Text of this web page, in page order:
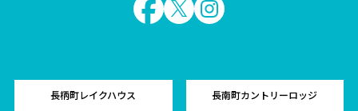
長柄町レイクハウス 長南町カントリーロッジ